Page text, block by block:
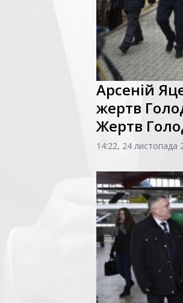
Арсеній
жертв
Жертв
14:22, 24 листопада